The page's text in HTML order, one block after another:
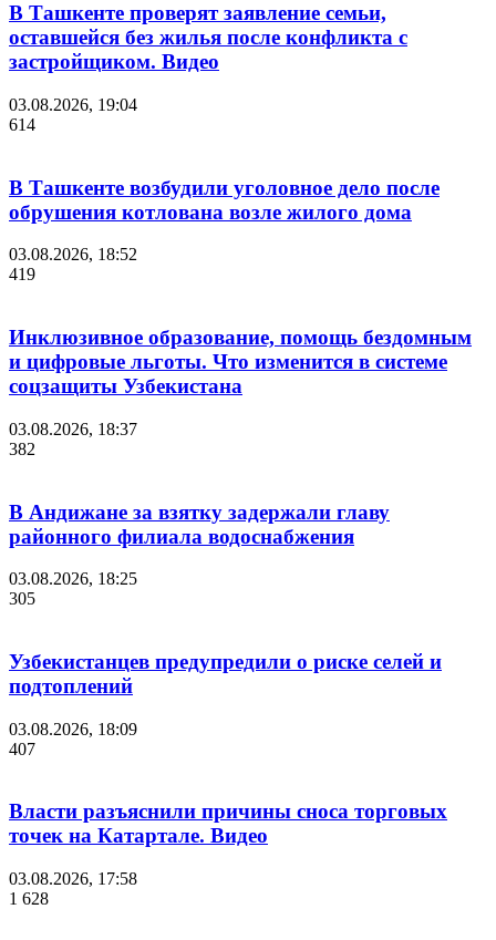
В Ташкенте проверят заявление семьи,
оставшейся без жилья после конфликта с
застройщиком. Видео
03.08.2026, 19:04
614
В Ташкенте возбудили уголовное дело после
обрушения котлована возле жилого дома
03.08.2026, 18:52
419
Инклюзивное образование, помощь бездомным
и цифровые льготы. Что изменится в системе
соцзащиты Узбекистана
03.08.2026, 18:37
382
В Андижане за взятку задержали главу
районного филиала водоснабжения
03.08.2026, 18:25
305
Узбекистанцев предупредили о риске селей и
подтоплений
03.08.2026, 18:09
407
Власти разъяснили причины сноса торговых
точек на Катартале. Видео
03.08.2026, 17:58
1 628